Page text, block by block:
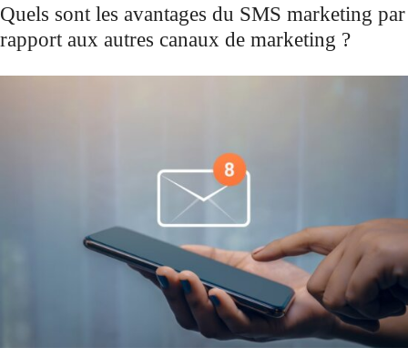
Quels sont les avantages du SMS marketing par
rapport aux autres canaux de marketing ?